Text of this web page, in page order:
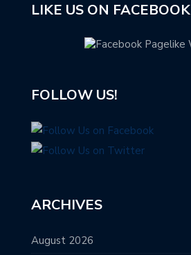
LIKE US ON FACEBOOK
FOLLOW US!
ARCHIVES
August 2026